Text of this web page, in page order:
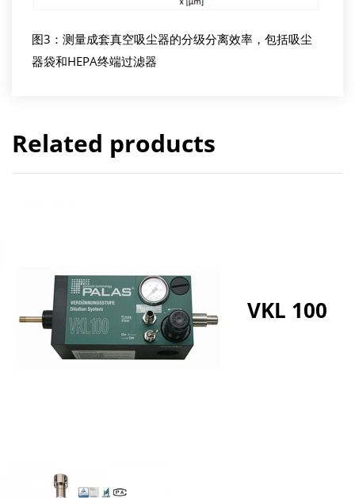
图3：测量成套真空吸尘器的分级分离效率，包括吸尘
器袋和HEPA终端过滤器
Related products
VKL 100